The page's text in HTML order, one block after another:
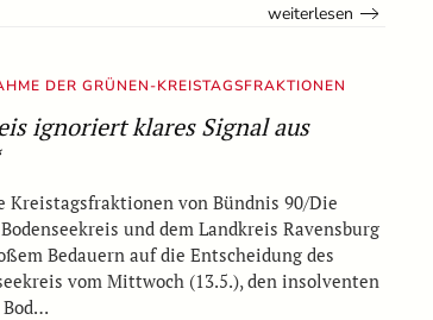
weiterlesen
DER GRÜNEN-KREISTAGSFRAKTIONEN
ignoriert klares Signal aus
Kreistagsfraktionen von Bündnis 90/Die
und dem Landkreis Ravensburg
Bedauern auf die Entscheidung des
vom Mittwoch (13.5.), den insolventen
Bod…